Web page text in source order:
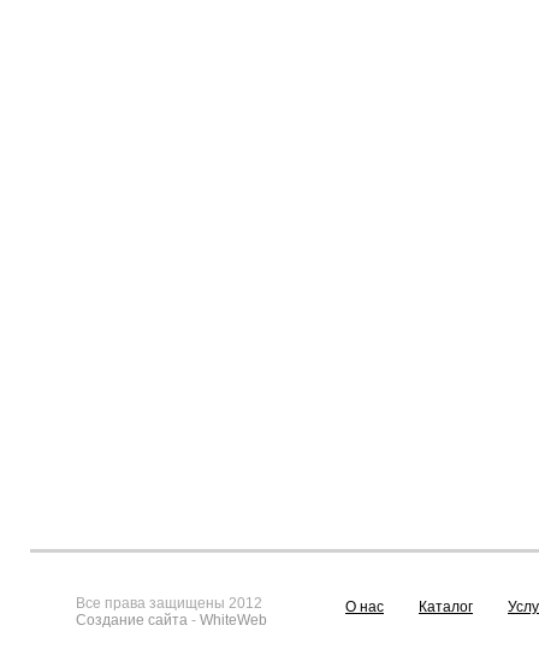
Все права защищены 2012
Создание сайта - WhiteWeb
О нас Каталог